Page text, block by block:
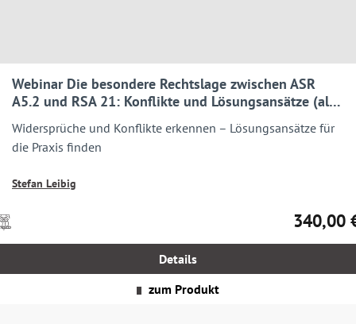
Webinar Die besondere Rechtslage zwischen ASR
A5.2 und RSA 21: Konflikte und Lösungsansätze (alle
Widersprüche und Konflikte erkennen – Lösungsansätze für
die Praxis finden
Stefan Leibig
Regulärer
340,00
Details
zum Produkt